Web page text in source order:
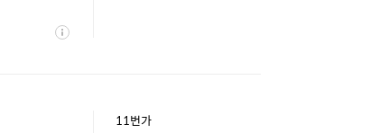
상
11번가